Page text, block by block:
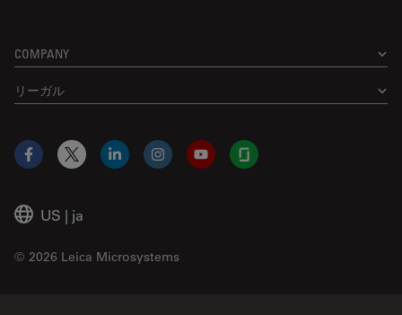
COMPANY
リーガル
US | ja
© 2026 Leica Microsystems
Facebook
X LinkedInInstagramYouTubeGlassdoor